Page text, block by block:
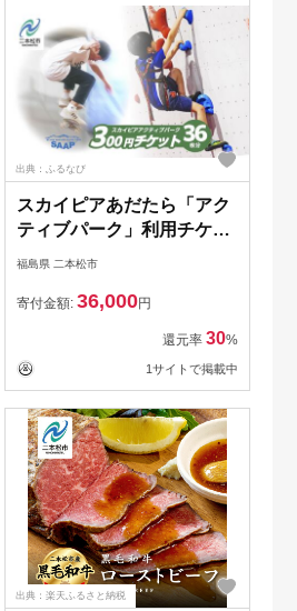
出典：ふるなび
スカイピアあだたら「アク
ティブパーク」利用チケッ
ト 300円×36枚分【一般社
福島県 二本松市
寄付金額: 36,000円
還元率 30%
1サイトで掲載中
出典：楽天ふるさと納税